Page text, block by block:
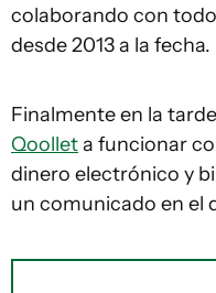
colaborando con
desde 2013 a la fecha.
Finalmente en la
Qoolleta funcionar
dinero electrónico y
un comunicado en el